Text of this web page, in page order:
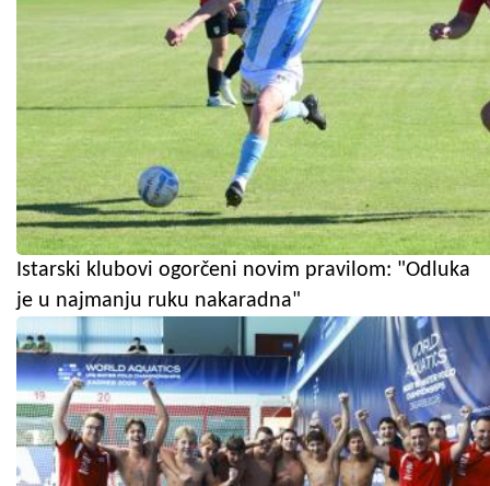
Istarski klubovi ogorčeni novim pravilom: "Odluka
je u najmanju ruku nakaradna"